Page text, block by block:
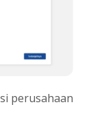
perusahaan